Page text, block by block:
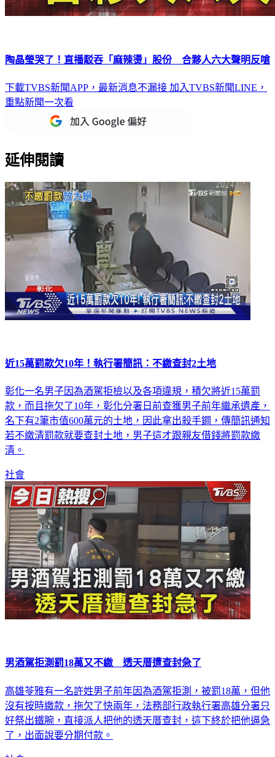
陶晶瑩哭了！直播駁吞「麻辣燙」股份 合夥人六大聲明反嗆
下載TVBS新聞APP，最新消息不漏接 加入TVBS新聞LINE，
重點新聞一次看
延伸閱讀
近15萬罰款欠10年！執行署簡訊：不繳查封2土地
彰化一名男子因為酒駕拒檢以及各項違規，積欠將近15萬罰
款，而且拖欠了10年，彰化分署日前查獲男子前年繼承遺產，
名下有2筆市值600萬元的土地，因此拿出殺手鐧，傳簡訊通知
若不繳清罰款就要查封土地，男子這才跟親友借錢將罰款繳
清。
社會
男酒駕拒測罰18萬又不繳 透天厝遭查封急了
高雄苓雅有一名許姓男子前年因為酒駕拒測，被罰18萬，但他
沒有按時繳款，拖欠了快兩年，法務部行政執行署高雄分署只
好祭出鐵腕，直接派人把他的透天厝查封，這下終於把他逼急
了，出面說要分期付款。